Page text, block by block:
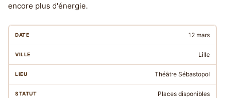
encore plus d'énergie.
12 mars
Lille
Théâtre Sébastopol
Places disponibles